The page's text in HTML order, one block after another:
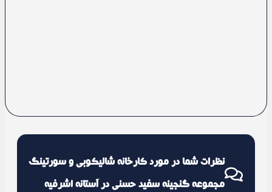
نظرات شما در مورد کارخانه شالیکوبی و سورتینگ
مجموعه گنجینه سفید حسنی در آستانه اشرفیه